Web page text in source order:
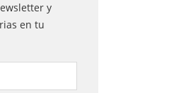
y
en tu